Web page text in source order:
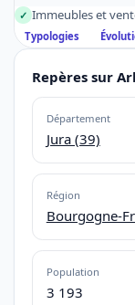
✓ Immeubles et
Typologies
Repères sur
Département
Jura (39)
Région
Bourgogne-
Population
3 193